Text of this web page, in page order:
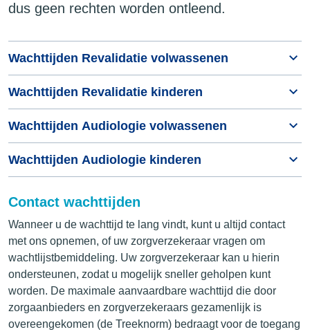
dus geen rechten worden ontleend.
Wachttijden Revalidatie volwassenen
Wachttijden Revalidatie kinderen
Wachttijden Audiologie volwassenen
Wachttijden Audiologie kinderen
Contact wachttijden
Wanneer u de wachttijd te lang vindt, kunt u altijd contact
met ons opnemen, of uw zorgverzekeraar vragen om
wachtlijstbemiddeling. Uw zorgverzekeraar kan u hierin
ondersteunen, zodat u mogelijk sneller geholpen kunt
worden. De maximale aanvaardbare wachttijd die door
zorgaanbieders en zorgverzekeraars gezamenlijk is
overeengekomen (de Treeknorm) bedraagt voor de toegang